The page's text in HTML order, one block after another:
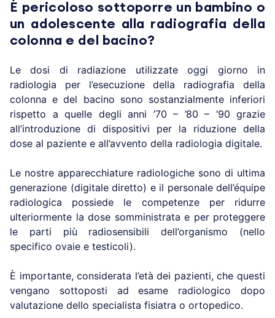
È pericoloso sottoporre un bambino o
un adolescente alla radiografia della
colonna e del bacino?
Le dosi di radiazione utilizzate oggi giorno in
radiologia per l’esecuzione della radiografia della
colonna e del bacino sono sostanzialmente inferiori
rispetto a quelle degli anni ’70 – ’80 – ’90 grazie
all’introduzione di dispositivi per la riduzione della
dose al paziente e all’avvento della radiologia digitale.
Le nostre apparecchiature radiologiche sono di ultima
generazione (digitale diretto) e il personale dell’équipe
radiologica possiede le competenze per ridurre
ulteriormente la dose somministrata e per proteggere
le parti più radiosensibili dell’organismo (nello
specifico ovaie e testicoli).
È importante, considerata l’età dei pazienti, che questi
vengano sottoposti ad esame radiologico dopo
valutazione dello specialista fisiatra o ortopedico.